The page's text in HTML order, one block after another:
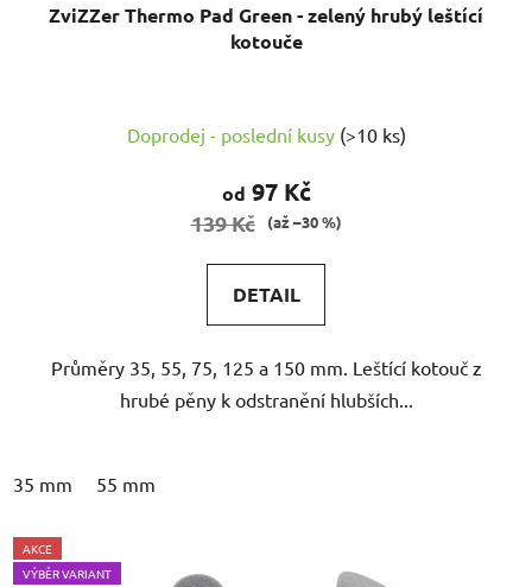
ZviZZer Thermo Pad Green - zelený hrubý leštící
kotouče
Doprodej - poslední kusy (>10 ks)
od 97 Kč
139 Kč (až –30 %)
DETAIL
Průměry 35, 55, 75, 125 a 150 mm. Leštící kotouč z
hrubé pěny k odstranění hlubších...
35 mm 55 mm
AKCE
VÝBĚR VARIANT